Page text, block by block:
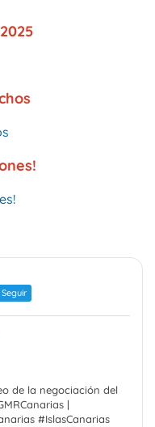
Seguir
de la negociación del
|
#IslasCanarias